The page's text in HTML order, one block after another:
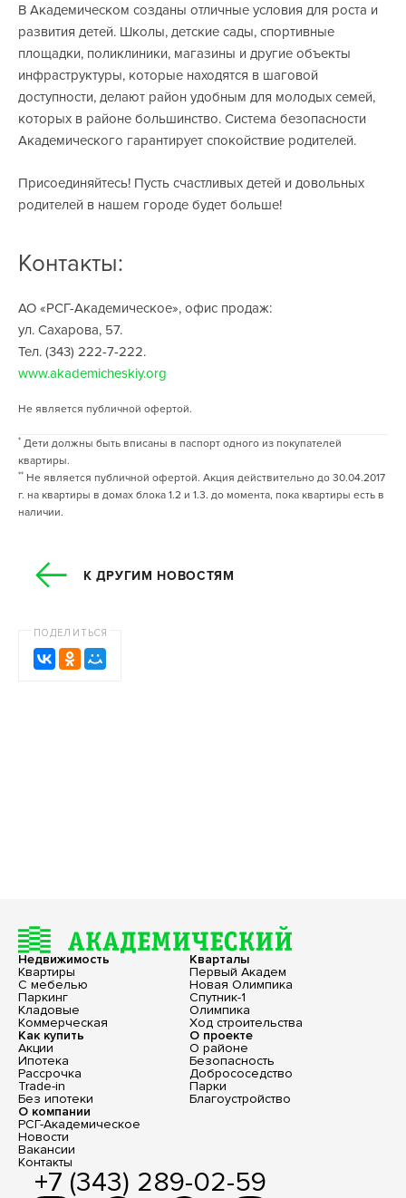
В Академическом созданы отличные условия для роста и
развития детей. Школы, детские сады, спортивные
площадки, поликлиники, магазины и другие объекты
инфраструктуры, которые находятся в шаговой
доступности, делают район удобным для молодых семей,
которых в районе большинство. Система безопасности
Академического гарантирует спокойствие родителей.
Присоединяйтесь! Пусть счастливых детей и довольных
родителей в нашем городе будет больше!
Контакты:
АО «РСГ-Академическое», офис продаж:
ул. Сахарова, 57.
Тел. (343) 222-7-222.
www.akademicheskiy.org
Не является публичной офертой.
* Дети должны быть вписаны в паспорт одного из покупателей
квартиры.
** Не является публичной офертой. Акция действительно до 30.04.2017
г. на квартиры в домах блока 1.2 и 1.3. до момента, пока квартиры есть в
наличии.
К ДРУГИМ НОВОСТЯМ
ПОДЕЛИТЬСЯ
Недвижимость
Квартиры
С мебелью
Паркинг
Кладовые
Коммерческая
Кварталы
Первый Академ
Новая Олимпика
Спутник-1
Олимпика
Ход строительства
Как купить
Акции
Ипотека
Рассрочка
Trade-in
Без ипотеки
О проекте
О районе
Безопасность
Добрососедство
Парки
Благоустройство
О компании
РСГ-Академическое
Новости
Вакансии
Контакты
+7 (343) 289-02-59